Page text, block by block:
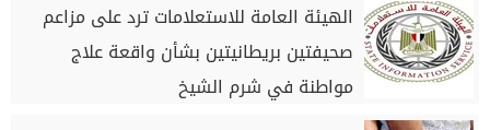
الهيئة العامة للاستعلامات ترد على مزاعم
صحيفتين بريطانيتين بشأن واقعة علاج
مواطنة في شرم الشيخ